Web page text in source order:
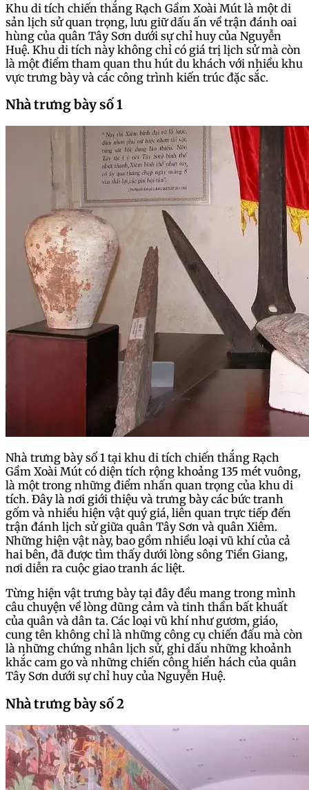
Khu di tích chiến thắng Rạch Gầm Xoài Mút là một di
sản lịch sử quan trọng, lưu giữ dấu ấn về trận đánh oai
hùng của quân Tây Sơn dưới sự chỉ huy của Nguyễn
Huệ. Khu di tích này không chỉ có giá trị lịch sử mà còn
là một điểm tham quan thu hút du khách với nhiều khu
vực trưng bày và các công trình kiến trúc đặc sắc.
Nhà trưng bày số 1
Nhà trưng bày số 1 tại khu di tích chiến thắng Rạch
Gầm Xoài Mút có diện tích rộng khoảng 135 mét vuông,
là một trong những điểm nhấn quan trọng của khu di
tích. Đây là nơi giới thiệu và trưng bày các bức tranh
gốm và nhiều hiện vật quý giá, liên quan trực tiếp đến
trận đánh lịch sử giữa quân Tây Sơn và quân Xiêm.
Những hiện vật này, bao gồm nhiều loại vũ khí của cả
hai bên, đã được tìm thấy dưới lòng sông Tiền Giang,
nơi diễn ra cuộc giao tranh ác liệt.
Từng hiện vật trưng bày tại đây đều mang trong mình
câu chuyện về lòng dũng cảm và tinh thần bất khuất
của quân và dân ta. Các loại vũ khí như gươm, giáo,
cung tên không chỉ là những công cụ chiến đấu mà còn
là những chứng nhân lịch sử, ghi dấu những khoảnh
khắc cam go và những chiến công hiển hách của quân
Tây Sơn dưới sự chỉ huy của Nguyễn Huệ.
Nhà trưng bày số 2